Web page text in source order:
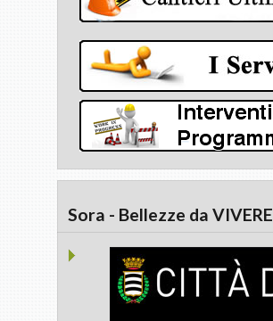
Sora - Bellezze da VIVERE